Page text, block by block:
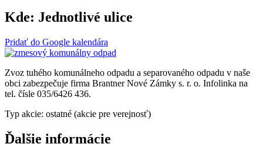
Kde: Jednotlivé ulice
Pridať do Google kalendára
Zvoz tuhého komunálneho odpadu a separovaného odpadu v naše
obci zabezpečuje firma Brantner Nové Zámky s. r. o. Infolinka na
tel. čísle 035/6426 436.
Typ akcie: ostatné (akcie pre verejnosť)
Ďalšie informácie